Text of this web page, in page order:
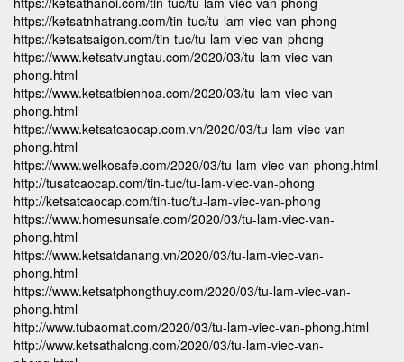
https://ketsatnhatrang.com/tin-tuc/tu-lam-viec-van-phong
https://ketsatsaigon.com/tin-tuc/tu-lam-viec-van-phong
https://www.ketsatvungtau.com/2020/03/tu-lam-viec-van-
phong.html
https://www.ketsatbienhoa.com/2020/03/tu-lam-viec-van-
phong.html
https://www.ketsatcaocap.com.vn/2020/03/tu-lam-viec-van-
phong.html
https://www.welkosafe.com/2020/03/tu-lam-viec-van-phong.html
http://tusatcaocap.com/tin-tuc/tu-lam-viec-van-phong
http://ketsatcaocap.com/tin-tuc/tu-lam-viec-van-phong
https://www.homesunsafe.com/2020/03/tu-lam-viec-van-
phong.html
https://www.ketsatdanang.vn/2020/03/tu-lam-viec-van-
phong.html
https://www.ketsatphongthuy.com/2020/03/tu-lam-viec-van-
phong.html
http://www.tubaomat.com/2020/03/tu-lam-viec-van-phong.html
http://www.ketsathalong.com/2020/03/tu-lam-viec-van-